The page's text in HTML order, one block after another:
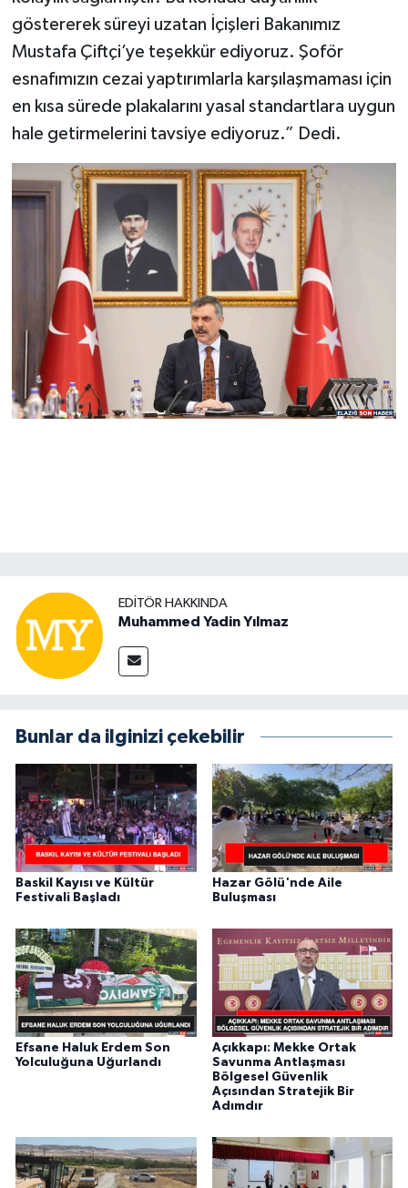
göstererek süreyi uzatan İçişleri Bakanımız
Mustafa Çiftçi’ye teşekkür ediyoruz. Şoför
esnafımızın cezai yaptırımlarla karşılaşmaması için
en kısa sürede plakalarını yasal standartlara uygun
hale getirmelerini tavsiye ediyoruz.” Dedi.
EDITÖR HAKKINDA
Muhammed Yadin Yılmaz
Bunlar da ilginizi çekebilir
Baskil Kayısı ve Kültür
Festivali Başladı
Hazar Gölü'nde Aile
Buluşması
Efsane Haluk Erdem Son
Yolculuğuna Uğurlandı
Açıkkapı: Mekke Ortak
Savunma Antlaşması
Bölgesel Güvenlik
Açısından Stratejik Bir
Adımdır